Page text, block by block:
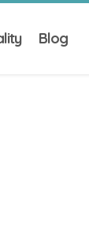
Blog